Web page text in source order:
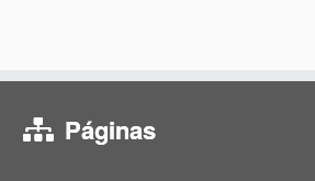
Páginas